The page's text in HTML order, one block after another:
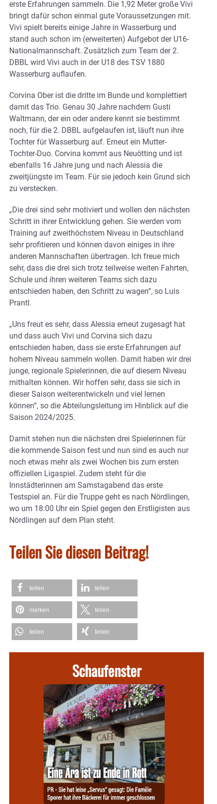
erste Erfahrungen sammeln. Die 1,92 Meter große Vivi
bringt dafür schon einmal gute Voraussetzungen mit.
Vivi spielt bereits einige Jahre in Wasserburg und
stand auch schon im (erweiterten) Aufgebot der U16-
Nationalmannschaft. Zusätzlich zum Team der 2.
DBBL wird Vivi auch in der U18 des TSV 1880
Wasserburg auflaufen.
Corvina Ober ist die dritte im Bunde und komplettiert
damit das Trio. Genau 30 Jahre nachdem Gusti
Waltmann, der ein oder andere kennt sie bestimmt
noch, für die 2. DBBL aufgelaufen ist, läuft nun ihre
Tochter für Wasserburg auf. Erneut ein Mutter-
Tochter-Duo. Corvina kommt aus Neuötting und ist
ebenfalls 16 Jahre jung und nach Alessia die
zweitjüngste im Team. Für sie jedoch kein Grund sich
zu verstecken.
„Die drei sind sehr motiviert und wollen den nächsten
Schritt in ihrer Entwicklung gehen. Sie werden vom
Training auf zweithöchstem Niveau in Deutschland
sehr profitieren und können davon einiges in ihre
anderen Mannschaften übertragen. Ich freue mich
sehr, dass die drei sich trotz teilweise weiten Fahrten,
Schule und ihren weiteren Teams sich dazu
entschieden haben, den Schritt zu wagen“, so Luis
Prantl.
„Uns freut es sehr, dass Alessia erneut zugesagt hat
und dass auch Vivi und Corvina sich dazu
entschieden haben, dass sie erste Erfahrungen auf
hohem Niveau sammeln wollen. Damit haben wir drei
junge, regionale Spielerinnen, die auf diesem Niveau
mithalten können. Wir hoffen sehr, dass sie sich in
dieser Saison weiterentwickeln und viel lernen
können“, so die Abteilungsleitung im Hinblick auf die
Saison 2024/2025.
Damit stehen nun die nächsten drei Spielerinnen für
die kommende Saison fest und nun sind es auch nur
noch etwas mehr als zwei Wochen bis zum ersten
offiziellen Ligaspiel. Zudem steht für die
Innstädterinnen am Samstagabend das erste
Testspiel an. Für die Truppe geht es nach Nördlingen,
wo um 18:00 Uhr ein Spiel gegen den Erstligisten aus
Nördlingen auf dem Plan steht.
Teilen Sie diesen Beitrag!
teilen teilen
merken teilen
teilen teilen
Schaufenster